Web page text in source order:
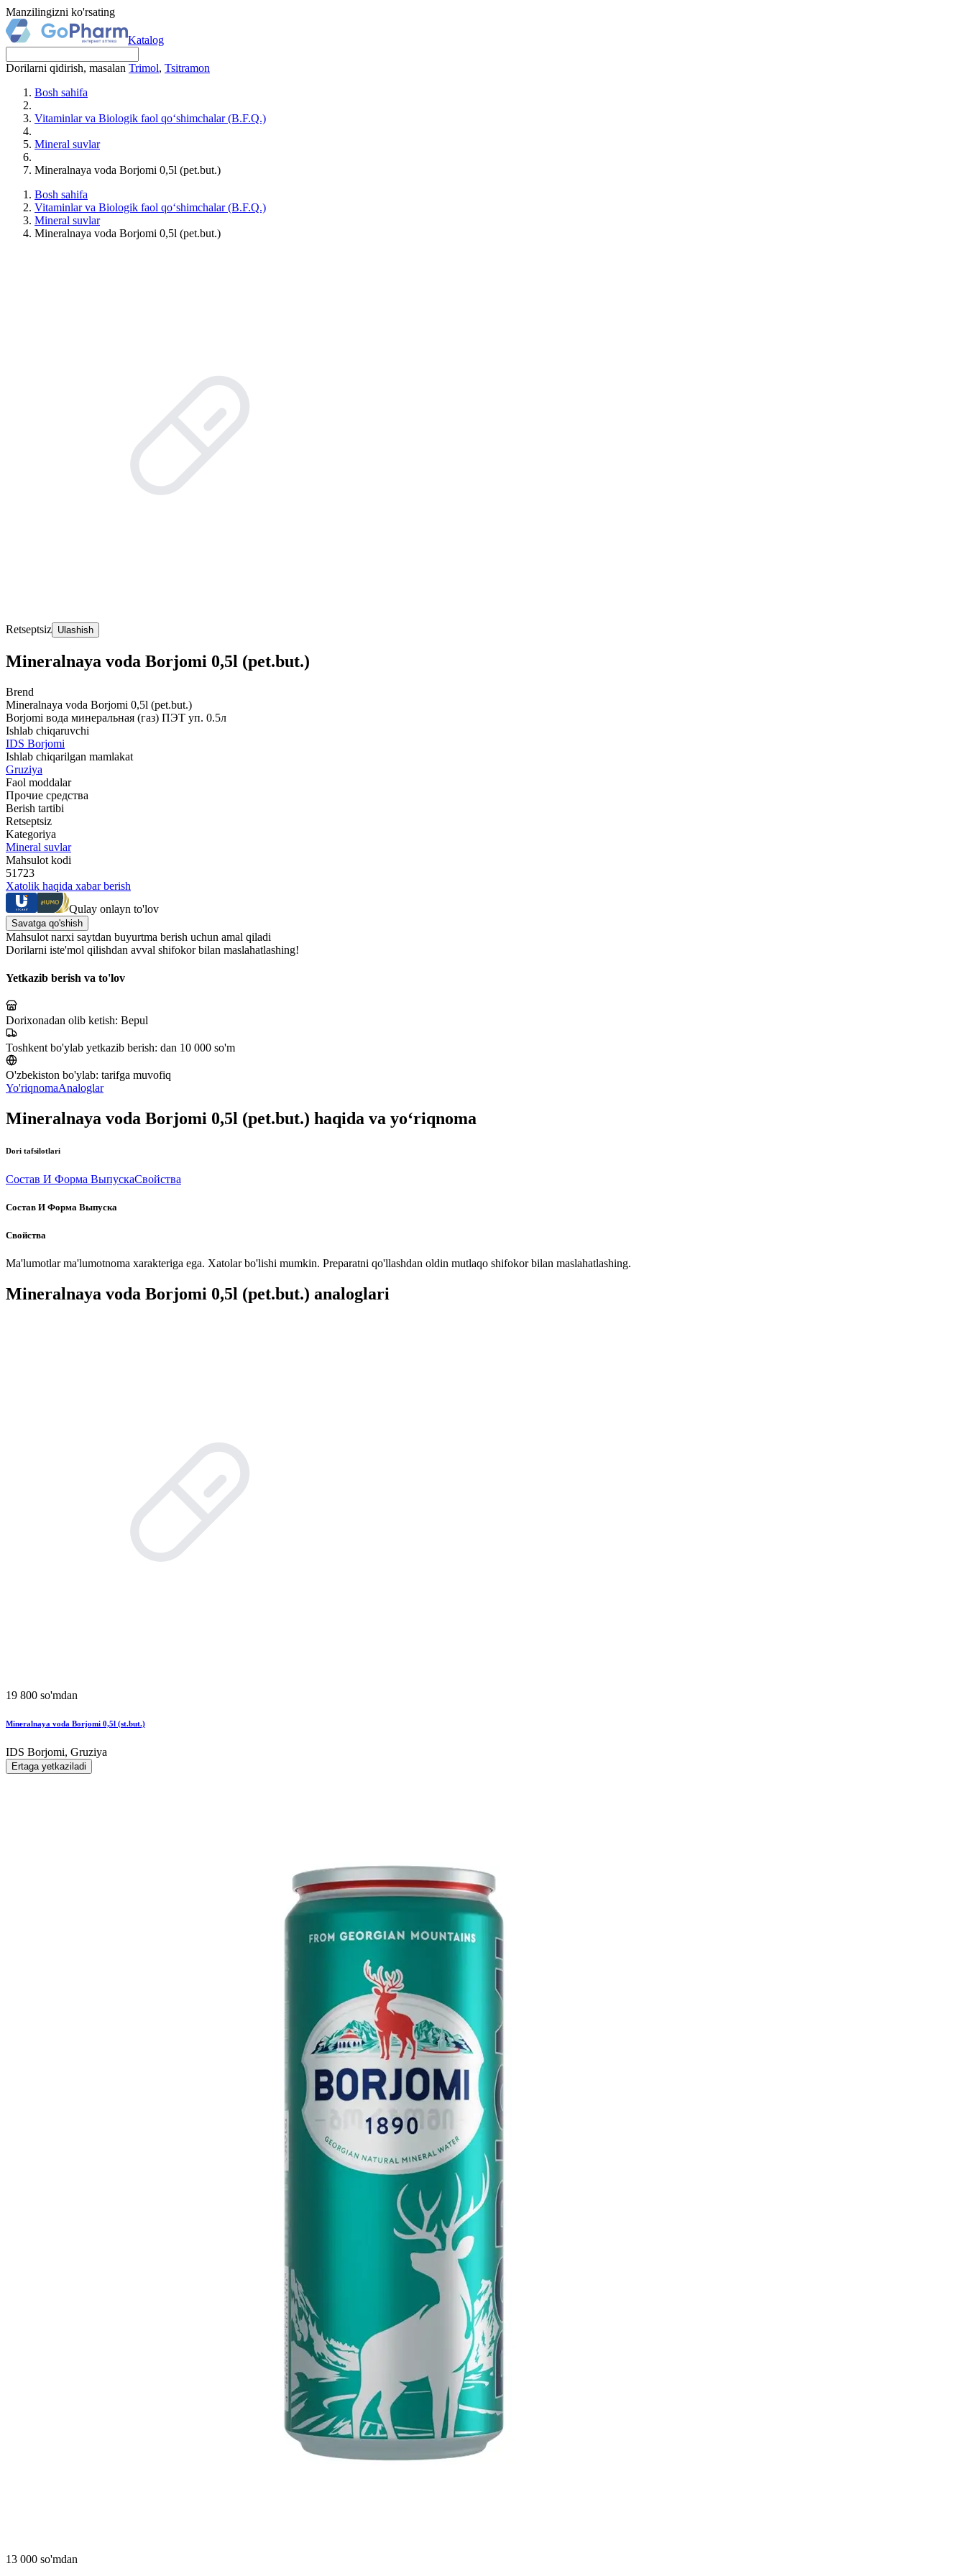
Manzilingizni ko'rsating
Katalog
Dorilarni qidirish, masalan Trimol, Tsitramon
Bosh sahifa
Vitaminlar va Biologik faol qo‘shimchalar (B.F.Q.)
Mineral suvlar
Mineralnaya voda Borjomi 0,5l (pet.but.)
Bosh sahifa
Vitaminlar va Biologik faol qo‘shimchalar (B.F.Q.)
Mineral suvlar
Mineralnaya voda Borjomi 0,5l (pet.but.)
Retseptsiz Ulashish
Mineralnaya voda Borjomi 0,5l (pet.but.)
Brend
Mineralnaya voda Borjomi 0,5l (pet.but.)
Borjomi вода минеральная (газ) ПЭТ уп. 0.5л
Ishlab chiqaruvchi
IDS Borjomi
Ishlab chiqarilgan mamlakat
Gruziya
Faol moddalar
Прочие средства
Berish tartibi
Retseptsiz
Kategoriya
Mineral suvlar
Mahsulot kodi
51723
Xatolik haqida xabar berish
Qulay onlayn to'lov
Savatga qo'shish
Mahsulot narxi saytdan buyurtma berish uchun amal qiladi
Dorilarni iste'mol qilishdan avval shifokor bilan maslahatlashing!
Yetkazib berish va to'lov
Dorixonadan olib ketish: Bepul
Toshkent bo'ylab yetkazib berish: dan 10 000 so'm
O'zbekiston bo'ylab: tarifga muvofiq
Yo'riqnomaAnaloglar
Mineralnaya voda Borjomi 0,5l (pet.but.) haqida va yo‘riqnoma
Dori tafsilotlari
Состав И Форма ВыпускаСвойства
Состав И Форма Выпуска
Свойства
Ma'lumotlar ma'lumotnoma xarakteriga ega. Xatolar bo'lishi mumkin. Preparatni qo'llashdan oldin mutlaqo shifokor bilan maslahatlashing.
Mineralnaya voda Borjomi 0,5l (pet.but.) analoglari
19 800 so'mdan
Mineralnaya voda Borjomi 0,5l (st.but.)
IDS Borjomi, Gruziya
Ertaga yetkaziladi
13 000 so'mdan